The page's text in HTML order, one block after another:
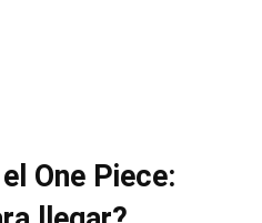
One Piece: